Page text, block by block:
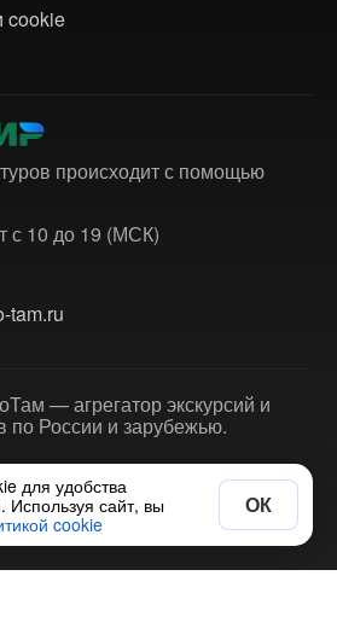
cookie
происходит с помощью
с 10 до 19 (МСК)
tam.ru
— агрегатор экскурсий и
по России и зарубежью.
для удобства
Используя сайт, вы
cookie
ОК